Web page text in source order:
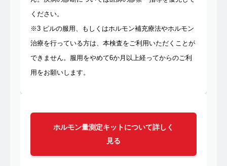
ください。
※3 ピルの服用、もしくはホルモン補充療法やホルモン
治療を行っている方は、本検査をご利用いただくことが
できません。服用をやめて6か月以上経ってからのご利
用をお願いします。
ホルモン量測定キットについて詳しく
見る